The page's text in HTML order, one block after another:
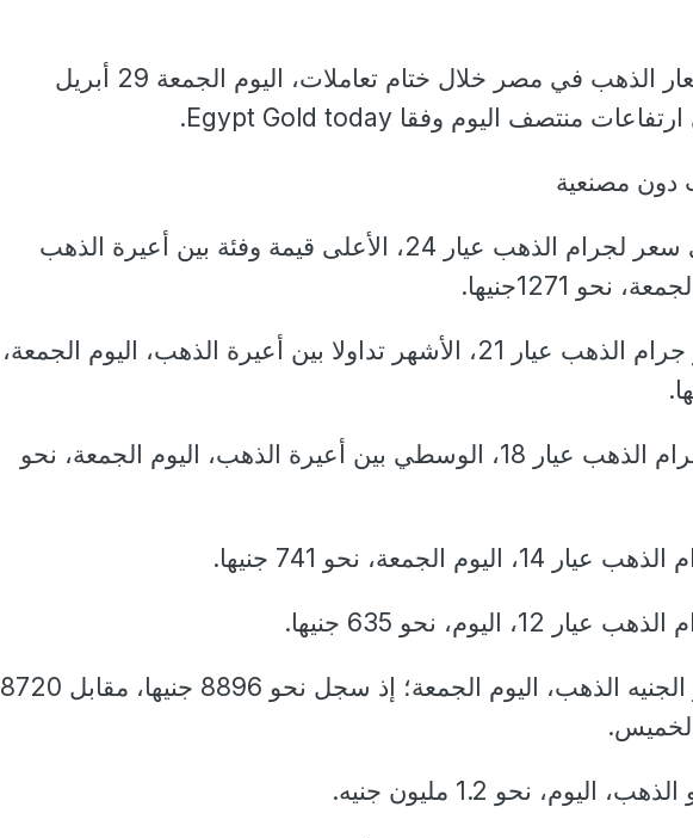
استقرت أسعار الذهب في مصر خلال ختام تعاملات، اليوم الجمعة 29 أبريل
دون مصنعية
وسجل أعلى سعر لجرام الذهب عيار 24، الأعلى قيمة وفئة بين أعيرة الذهب
نحو 1271جنيها.
وسجل سعر جرام الذهب عيار 21، الأشهر تداولا بين أعيرة الذهب، اليوم الجمعة،
بينما وصل جرام الذهب عيار 18، الوسطي بين أعيرة الذهب، اليوم الجمعة، نحو
الجمعة، نحو 741 جنيها.
اليوم، نحو 635 جنيها.
وتراجع سعر الجنيه الذهب، اليوم الجمعة؛ إذ سجل نحو 8896 جنيها، مقابل 8720
اليوم، نحو 1.2 مليون جنيه.